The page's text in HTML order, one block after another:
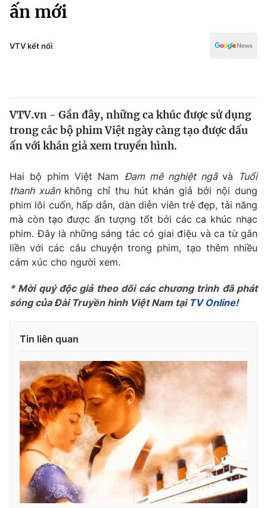
Chính trị
Thế giới
Thế giới đó đây
Câu chuyện quốc tế
Kinh tế
Tài chính
Thị trường
Góc doanh nghiệp
Dữ liệu và đời sống
Truyền hình
Phim VTV
Hậu trường
Khán giả
Giải sao mai
Điện ảnh
Du lịch
Làm đẹp
Chất lượng cuộc sống
Tuyển sinh
Học trực tuyến
Công nghệ
Hitech Công nghệ tương lai
Sản phẩm
Thị trường
Tư vấn
Giao lưu trực tuyến
Lịch phát sóng
Chuyên mục khác
Truyền hình
Y tế
ấn mới
VTV kết nối
VTV.vn - Gần đây, những ca khúc được sử dụng
trong các bộ phim Việt ngày càng tạo được dấu
ấn với khán giả xem truyền hình.
Hai bộ phim Việt Nam Đam mê nghiệt ngã và
Tuổi
thanh xuân không chỉ thu hút khán giả bởi nội dung
phim lôi cuốn, hấp dẫn, dàn diễn viên trẻ đẹp, tài năng
mà còn tạo được ấn tượng tốt bởi các ca khúc nhạc
phim. Đây là những sáng tác có giai điệu và ca từ gắn
liền với các câu chuyện trong phim, tạo thêm nhiều
cảm xúc cho người xem.
* Mời quý độc giả theo dõi các chương trình đã phát
sóng của Đài Truyền hình Việt Nam tạiTV Online!
Tin liên quan